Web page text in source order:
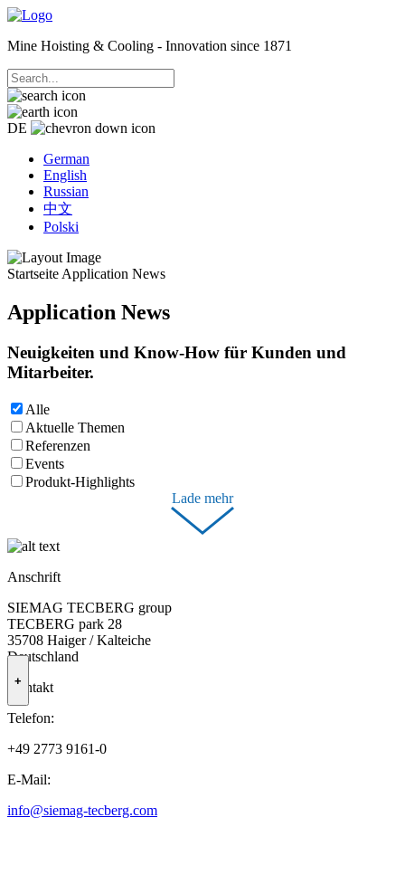
Mine Hoisting & Cooling - Innovation since 1871
DE
German
English
Russian
中文
Polski
Startseite Application News
Application News
Neuigkeiten und Know-How für Kunden und
Mitarbeiter.
Alle
Aktuelle Themen
Referenzen
Events
Produkt-Highlights
Lade mehr
Anschrift
SIEMAG TECBERG group
TECBERG park 28
35708 Haiger / Kalteiche
Deutschland
Kontakt
Telefon:
+49 2773 9161-0
E-Mail:
info@siemag-tecberg.com
+